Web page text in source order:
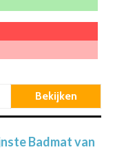
Bekijken
Badmat van